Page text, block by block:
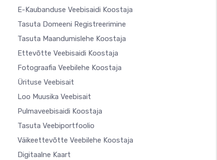
E-Kaubanduse Veebisaidi Koostaja
Tasuta Domeeni Registreerimine
Tasuta Maandumislehe Koostaja
Ettevõtte Veebisaidi Koostaja
Fotograafia Veebilehe Koostaja
Ürituse Veebisait
Loo Muusika Veebisait
Pulmaveebisaidi Koostaja
Tasuta Veebiportfoolio
Väikeettevõtte Veebilehe Koostaja
Digitaalne Kaart